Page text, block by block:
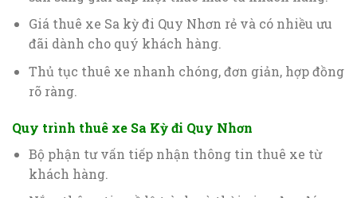
Giá thuê xe Sa kỳ đi Quy Nhơn rẻ và có nhiều ưu
đãi dành cho quý khách hàng.
Thủ tục thuê xe nhanh chóng, đơn giản, hợp đồng
rõ ràng.
Quy trình thuê xe Sa Kỳ đi Quy Nhơn
Bộ phận tư vấn tiếp nhận thông tin thuê xe từ
khách hàng.